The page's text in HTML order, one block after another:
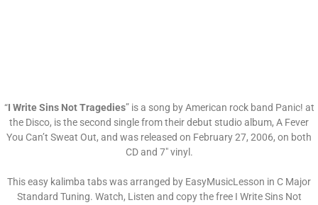
“I Write Sins Not Tragedies” is a song by American rock band Panic! at
the Disco, is the second single from their debut studio album, A Fever
You Can’t Sweat Out, and was released on February 27, 2006, on both
CD and 7″ vinyl.
This easy kalimba tabs was arranged by EasyMusicLesson in C Major
Standard Tuning. Watch, Listen and copy the free I Write Sins Not